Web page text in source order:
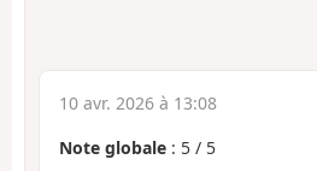
10 avr. 2026 à 13:08
Note globale : 5 / 5